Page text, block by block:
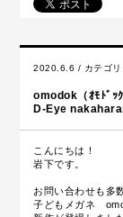
2020.6.6 / カテゴリ
omodok（ｵﾓﾄﾞ
D-Eye
こんにちは！
岩下です。
お問い合わせも多
子どもメガネ